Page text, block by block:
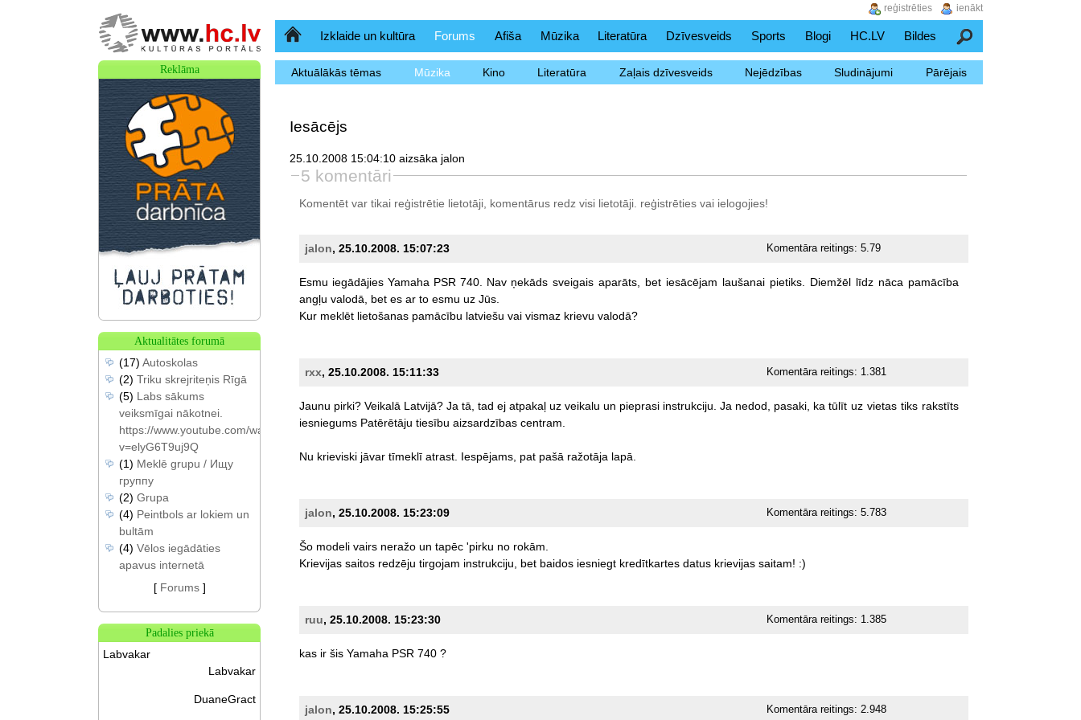
SākumlapaIzklaide un kultūra Forums Afiša Mūzika Literatūra Dzīvesveids Sports Blogi HC.LV Bildes Meklēšana
Aktuālākās tēmas Mūzika Kino Literatūra Zaļais dzīvesveids Nejēdzības Sludinājumi Pārējais
Iesācējs
25.10.2008 15:04:10 aizsāka jalon
5 komentāri
Komentēt var tikai reģistrētie lietotāji, komentārus redz visi lietotāji. reģistrētiesvai ielogojies!
jalon, 25.10.2008. 15:07:23 Komentāra reitings:5.79
Esmu iegādājies Yamaha PSR 740. Nav ņekāds sveigais aparāts, bet iesācējam laušanai pietiks. Diemžēl līdz nāca pamācība
angļu valodā, bet es ar to esmu uz Jūs.
Kur meklēt lietošanas pamācību latviešu vai vismaz krievu valodā?
rxx, 25.10.2008. 15:11:33 Komentāra reitings: 1.381
Jaunu pirki? Veikalā Latvijā? Ja tā, tad ej atpakaļ uz veikalu un pieprasi instrukciju. Ja nedod, pasaki, ka tūlīt uz vietas tiks rakstīts
iesniegums Patērētāju tiesību aizsardzības centram.
Nu krieviski jāvar tīmeklī atrast. Iespējams, pat pašā ražotāja lapā.
jalon, 25.10.2008. 15:23:09 Komentāra reitings:5.783
Šo modeli vairs neražo un tapēc 'pirku no rokām.
Krievijas saitos redzēju tirgojam instrukciju, bet baidos iesniegt kredītkartes datus krievijas saitam! :)
ruu, 25.10.2008. 15:23:30 Komentāra reitings: 1.385
kas ir šis Yamaha PSR 740 ?
jalon, 25.10.2008. 15:25:55 Komentāra reitings:2.948
Reklāma
Aktualitātes forumā
(17) Autoskolas
(2) Triku skrejriteņis Rīgā
(5) Labs sākums
veiksmīgai nākotnei.
https://www.youtube.com/watch?
v=elyG6T9uj9Q
(1) Meklē grupu / Ищу
группу
(2) Grupa
(4) Peintbols ar lokiem un
bultām
(4) Vēlos iegādāties
apavus internetā
[ Forums]
Padalies priekā
Labvakar
Labvakar
DuaneGract
ienākt
reģistrēties